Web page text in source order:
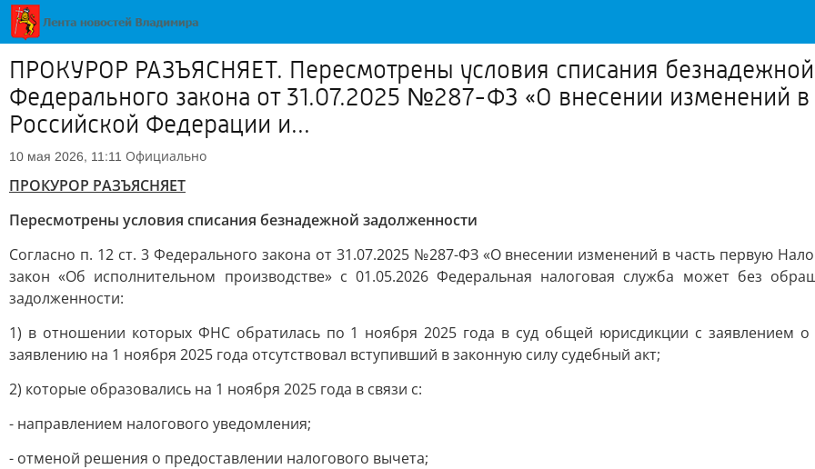
ПРОКУРОР РАЗЪЯСНЯЕТ. Пересмотрены условия списания безнадежной
Федерального закона от 31.07.2025 №287-ФЗ «О внесении изменений в
Российской Федерации и...
10 мая 2026, 11:11 Официально
ПРОКУРОР РАЗЪЯСНЯЕТ
Пересмотрены условия списания безнадежной задолженности
Согласно п. 12 ст. 3 Федерального закона от 31.07.2025 №287-ФЗ «О внесении изменений в часть первую
закон «Об исполнительном производстве» с 01.05.2026 Федеральная налоговая служба может без
задолженности:
1) в отношении которых ФНС обратилась по 1 ноября 2025 года в суд общей юрисдикции с заявлением о
заявлению на 1 ноября 2025 года отсутствовал вступивший в законную силу судебный акт;
2) которые образовались на 1 ноября 2025 года в связи с:
- направлением налогового уведомления;
- отменой решения о предоставлении налогового вычета;